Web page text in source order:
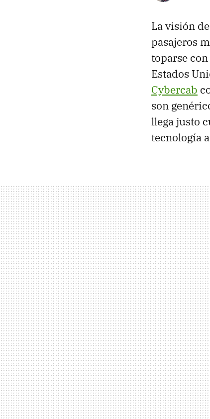
La visión de
pasajeros
toparse
Estados
Cybercab
son
llega justo
tecnología